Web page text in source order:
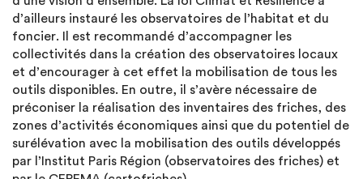
d’ailleurs instauré les observatoires de l’habitat et du
foncier. Il est recommandé d’accompagner les
collectivités dans la création des observatoires locaux
et d’encourager à cet effet la mobilisation de tous les
outils disponibles. En outre, il s’avère nécessaire de
préconiser la réalisation des inventaires des friches, des
zones d’activités économiques ainsi que du potentiel de
surélévation avec la mobilisation des outils développés
par l’Institut Paris Région (observatoires des friches) et